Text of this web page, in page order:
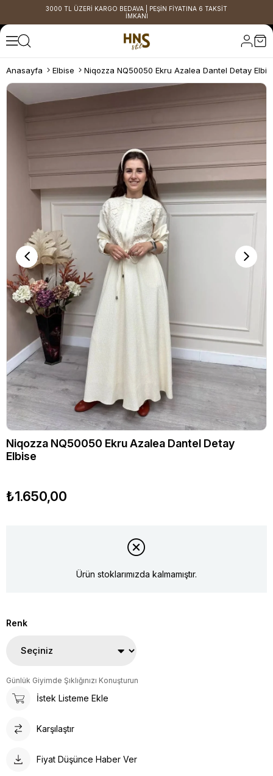
3000 TL ÜZERİ KARGO BEDAVA | PEŞİN FİYATINA 6 TAKSİT
İMKANI
Anasayfa Elbise Niqozza NQ50050 Ekru Azalea Dantel Detay
Niqozza NQ50050 Ekru Azalea Dantel Detay
Elbise
₺1.650,00
Ürün stoklarımızda kalmamıştır.
Renk
Günlük Giyimde Şıklığınızı Konuşturun
İstek Listeme Ekle
Karşılaştır
Fiyat Düşünce Haber Ver